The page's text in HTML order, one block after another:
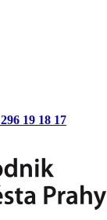
296 19 18 17